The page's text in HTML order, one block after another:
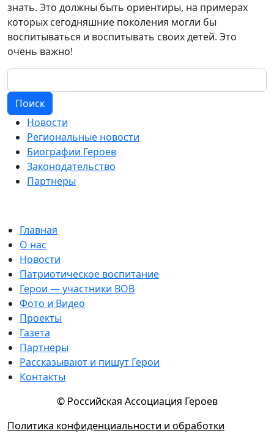
знать. Это должны быть ориентиры, на примерах
которых сегодняшние поколения могли бы
воспитываться и воспитывать своих детей. Это
очень важно!
Поиск
Новости
Региональные новости
Биографии Героев
Законодательство
Партнеры
Главная
О нас
Новости
Патриотическое воспитание
Герои — участники ВОВ
Фото и Видео
Проекты
Газета
Партнеры
Рассказывают и пишут Герои
Контакты
© Российская Ассоциация Героев
Политика конфиденциальности и обработки